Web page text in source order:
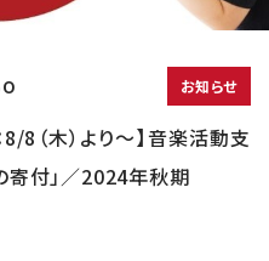
お知らせ
8/8（木）より～】音楽活動支
寄付」／2024年秋期